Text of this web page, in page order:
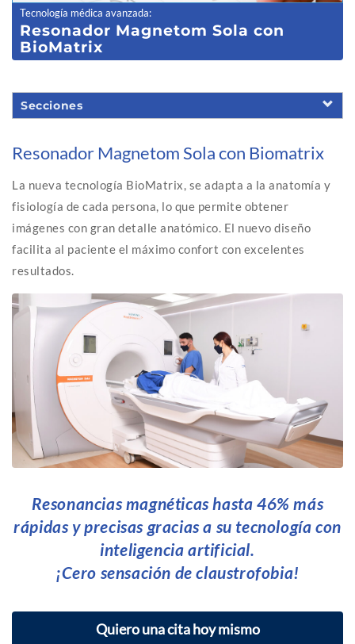
Tecnología médica avanzada:
Resonador Magnetom Sola con
BioMatrix
Secciones
Resonador Magnetom Sola con Biomatrix
La nueva tecnología BioMatrix, se adapta a la anatomía y
fisiología de cada persona, lo que permite obtener
imágenes con gran detalle anatómico. El nuevo diseño
facilita al paciente el máximo confort con excelentes
resultados.
Resonancias magnéticas hasta 46% más
rápidas y precisas gracias a su tecnología con
inteligencia artificial.
¡Cero sensación de claustrofobia!
Quiero una cita hoy mismo